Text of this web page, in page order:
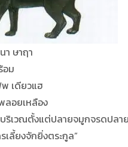
ฤา
วแฮ
ลือง
เวณตั้งแต่ปลายจมูกจรดปลา
ลี้ยงจักยิ่งตระกูล”